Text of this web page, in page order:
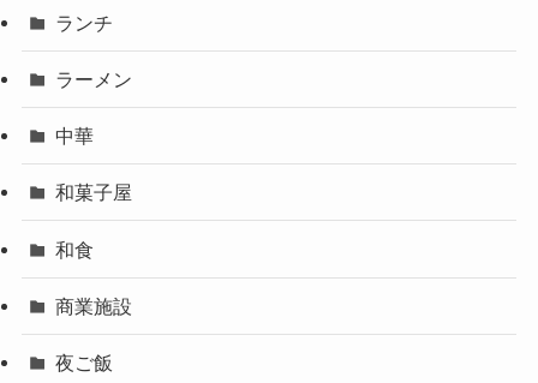
ランチ
ラーメン
中華
和菓子屋
和食
商業施設
夜ご飯